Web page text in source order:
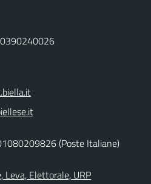
(Poste Italiane)
Leva, Elettorale, URP